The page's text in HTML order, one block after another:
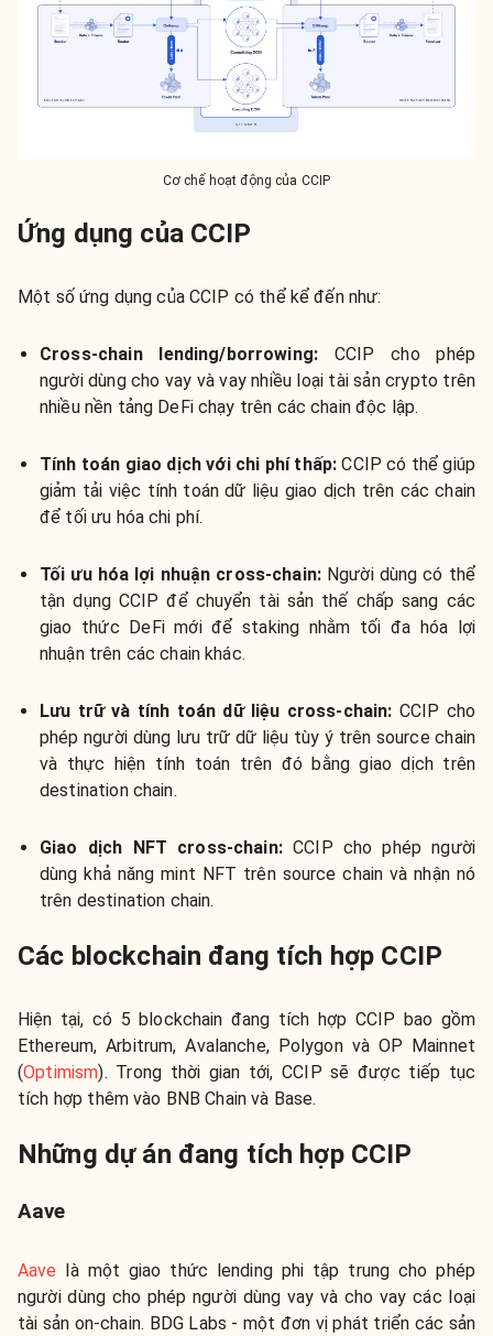
Cơ chế hoạt động của CCIP
Ứng dụng của CCIP
Một số ứng dụng của CCIP có thể kể đến như:
Cross-chain lending/borrowing:
CCIP cho phép
người dùng cho vay và vay nhiều loại tài sản crypto trên
nhiều nền tảng DeFi chạy trên các chain độc lập.
Tính toán giao dịch với chi phí thấp: CCIP có thể giúp
giảm tải việc tính toán dữ liệu giao dịch trên các chain
để tối ưu hóa chi phí.
Tối ưu hóa lợi nhuận cross-chain: Người dùng có thể
tận dụng CCIP để chuyển tài sản thế chấp sang các
giao thức DeFi mới để staking nhằm tối đa hóa lợi
nhuận trên các chain khác.
Lưu trữ và tính toán dữ liệu cross-chain: CCIP cho
phép người dùng lưu trữ dữ liệu tùy ý trên source chain
và thực hiện tính toán trên đó bằng giao dịch trên
destination chain.
Giao dịch NFT cross-chain: CCIP cho phép người
dùng khả năng mint NFT trên source chain và nhận nó
trên destination chain.
Các blockchain đang tích hợp CCIP
Hiện tại, có 5 blockchain đang tích hợp CCIP bao gồm
Ethereum, Arbitrum, Avalanche, Polygon và OP Mainnet
(Optimism). Trong thời gian tới, CCIP sẽ được tiếp tục
tích hợp thêm vào BNB Chain và Base.
Những dự án đang tích hợp CCIP
Aave
Aave là một giao thức lending phi tập trung cho phép
người dùng cho phép người dùng vay và cho vay các loại
tài sản on-chain. BDG Labs - một đơn vị phát triển các sản